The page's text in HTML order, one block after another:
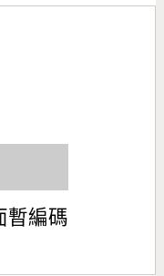
暫編碼